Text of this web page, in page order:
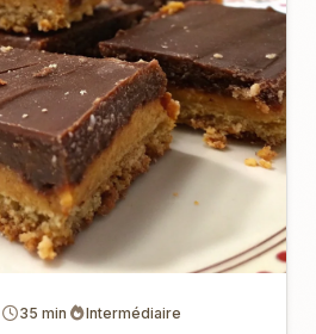
35 min Intermédiaire